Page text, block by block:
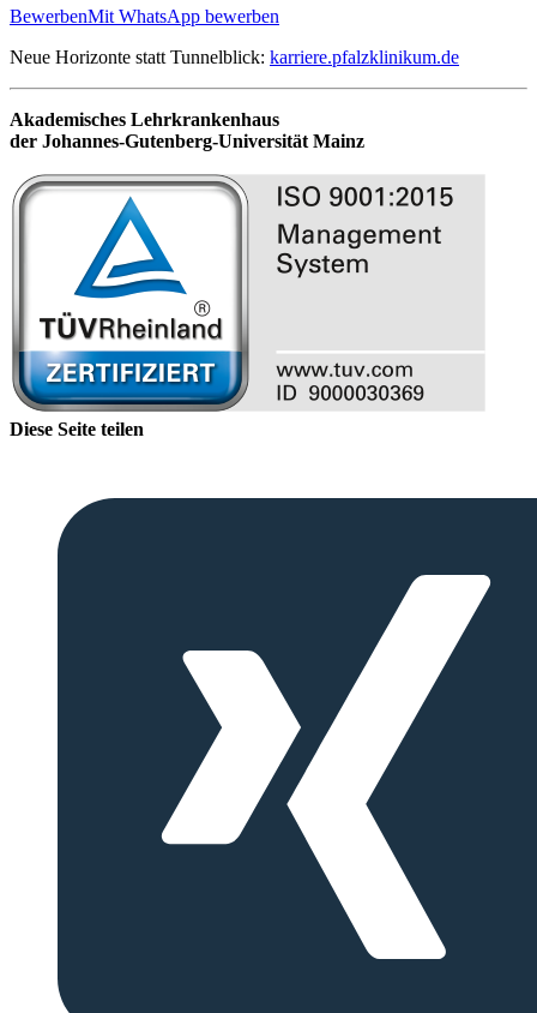
BewerbenMit WhatsApp bewerben
Neue Horizonte statt Tunnelblick: karriere.pfalzklinikum.de
Akademisches Lehrkrankenhaus
der Johannes-Gutenberg-Universität Mainz
Diese Seite teilen